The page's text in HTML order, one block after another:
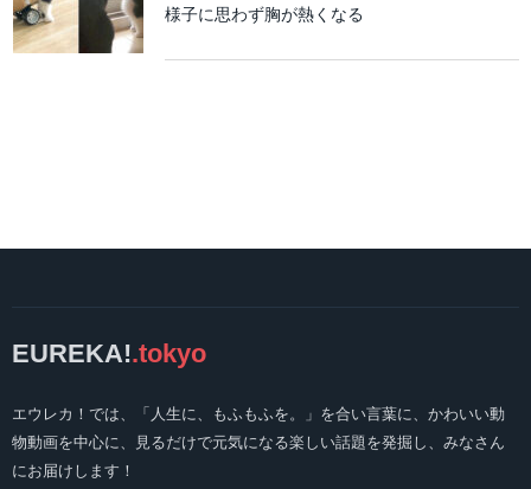
様子に思わず胸が熱くなる
EUREKA!.tokyo
エウレカ！では、「人生に、もふもふを。」を合い言葉に、かわいい動
物動画を中心に、見るだけで元気になる楽しい話題を発掘し、みなさん
にお届けします！